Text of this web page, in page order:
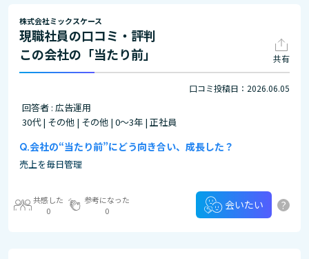
株式会社ミックスケース
現職社員の口コミ・評判
この会社の「当たり前」
共有
口コミ投稿日：2026.06.05
回答者 : 広告運用
30代 | その他 | その他 | 0～3年 | 正社員
会社の“当たり前”にどう向き合い、成長した？
売上を毎日管理
共感した
0
参考になった
0
会いたい ?